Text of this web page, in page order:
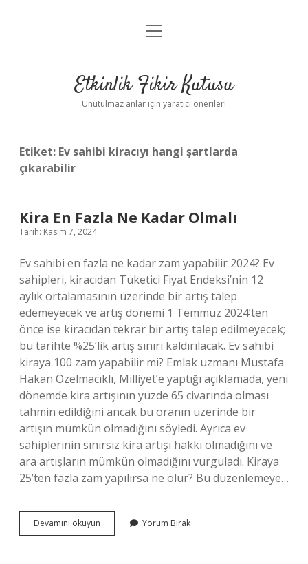
Anasayfa
Yasal Uyarı
menüyü
Etkinlik Fikir Kutusu
Unutulmaz anlar için yaratıcı öneriler!
Etiket: Ev sahibi kiracıyı hangi şartlarda
çıkarabilir
Kira En Fazla Ne Kadar Olmalı
Tarih: Kasım 7, 2024
Ev sahibi en fazla ne kadar zam yapabilir 2024? Ev
sahipleri, kiracıdan Tüketici Fiyat Endeksi’nin 12
aylık ortalamasının üzerinde bir artış talep
edemeyecek ve artış dönemi 1 Temmuz 2024’ten
önce ise kiracıdan tekrar bir artış talep edilmeyecek;
bu tarihte %25’lik artış sınırı kaldırılacak. Ev sahibi
kiraya 100 zam yapabilir mi? Emlak uzmanı Mustafa
Hakan Özelmacıklı, Milliyet’e yaptığı açıklamada, yeni
dönemde kira artışının yüzde 65 civarında olması
tahmin edildiğini ancak bu oranın üzerinde bir
artışın mümkün olmadığını söyledi. Ayrıca ev
sahiplerinin sınırsız kira artışı hakkı olmadığını ve
ara artışların mümkün olmadığını vurguladı. Kiraya
25’ten fazla zam yapılırsa ne olur? Bu düzenlemeye…
Devamını okuyun
En
Yorum Bırak